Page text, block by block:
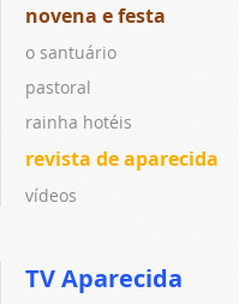
novena e festa
o santuário
pastoral
rainha hotéis
revista de aparecida
vídeos
TV Aparecida